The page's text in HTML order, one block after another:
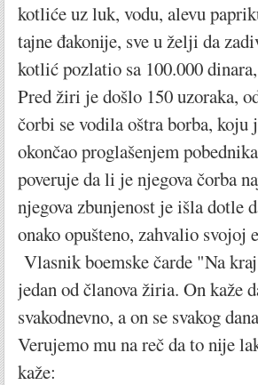
kotliće uz luk, vodu, alevu
tajne đakonije, sve u želji da
kotlić pozlatio sa 100.000
Pred žiri je došlo 150 uzoraka,
čorbi se vodila oštra borba,
okončao proglašenjem
poveruje da li je njegova čorba
njegova zbunjenost je išla dotle
onako opušteno, zahvalio
Vlasnik boemske čarde "Na
jedan od članova žiria. On kaže
svakodnevno, a on se svakog
Verujemo mu na reč da to nije
kaže: